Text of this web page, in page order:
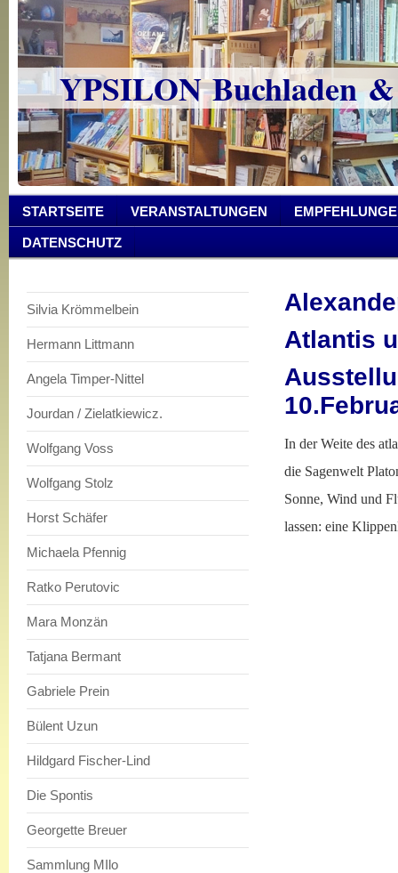
YPSILON Buchladen
STARTSEITE VERANSTALTUNGEN
DATENSCHUTZ
Silvia Krömmelbein
Hermann Littmann
Angela Timper-Nittel
Jourdan / Zielatkiewicz.
Wolfgang Voss
Wolfgang Stolz
Horst Schäfer
Michaela Pfennig
Ratko Perutovic
Mara Monzän
Tatjana Bermant
Gabriele Prein
Bülent Uzun
Hildgard Fischer-Lind
Die Spontis
Georgette Breuer
Sammlung MIlo
Atlantis
In der Weite des
die Sagenwelt
Sonne, Wind und
lassen: eine